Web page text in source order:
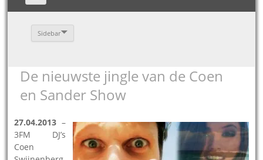
Sidebar
De nieuwste jingle van de Coen
en Sander Show
27.04.2013 –
3FM DJ’s
Coen